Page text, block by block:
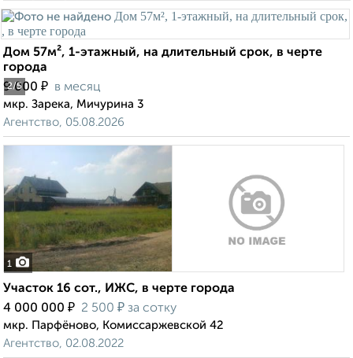
2/5
Дом 57м², 1-этажный, на длительный срок, в черте
города
9 000 ₽ в месяц
мкр. Зарека, Мичурина 3
Агентство, 05.08.2026
1
Участок 16 сот., ИЖС, в черте города
4 000 000 ₽ 2 500 ₽ за сотку
мкр. Парфёново, Комиссаржевской 42
Агентство, 02.08.2022